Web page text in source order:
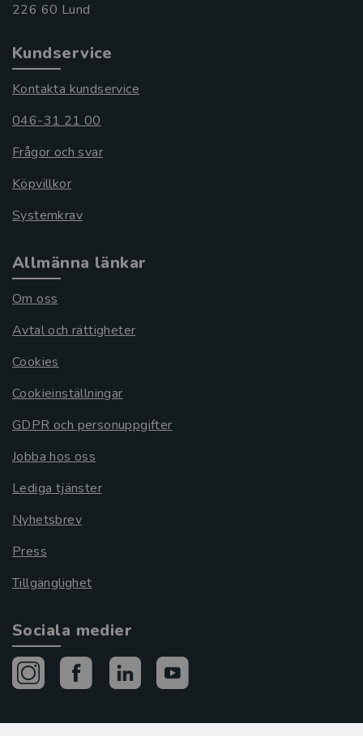
Kundservice
Kontakta kundservice
046-31 21 00
Frågor och svar
Köpvillkor
Systemkrav
Allmänna länkar
Om oss
Avtal och rättigheter
Cookies
Cookieinställningar
GDPR och personuppgifter
Jobba hos oss
Lediga tjänster
Nyhetsbrev
Press
Tillgänglighet
Sociala medier